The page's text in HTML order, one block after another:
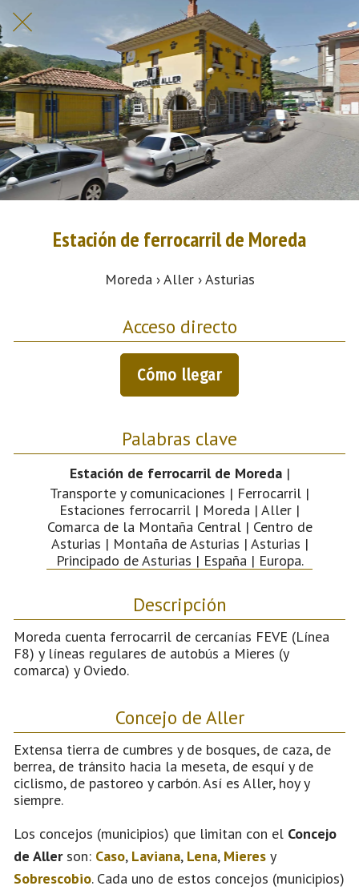
Estación de ferrocarril de Moreda
Moreda › Aller › Asturias
Acceso directo
Cómo llegar
Palabras clave
Estación de ferrocarril de Moreda|
Transporte y comunicaciones | Ferrocarril |
Estaciones ferrocarril | Moreda | Aller |
Comarca de la Montaña Central | Centro de
Asturias | Montaña de Asturias | Asturias |
Principado de Asturias | España | Europa.
Descripción
Moreda cuenta ferrocarril de cercanías FEVE (Línea
F8) y líneas regulares de autobús a Mieres (y
comarca) y Oviedo.
Concejo de Aller
Extensa tierra de cumbres y de bosques, de caza, de
berrea, de tránsito hacia la meseta, de esquí y de
ciclismo, de pastoreo y carbón. Así es Aller, hoy y
siempre.
Los concejos (municipios) que limitan con el Concejo
de Allerson: Caso, Laviana, Lena, Mieres y
Sobrescobio. Cada uno de estos concejos (municipios)